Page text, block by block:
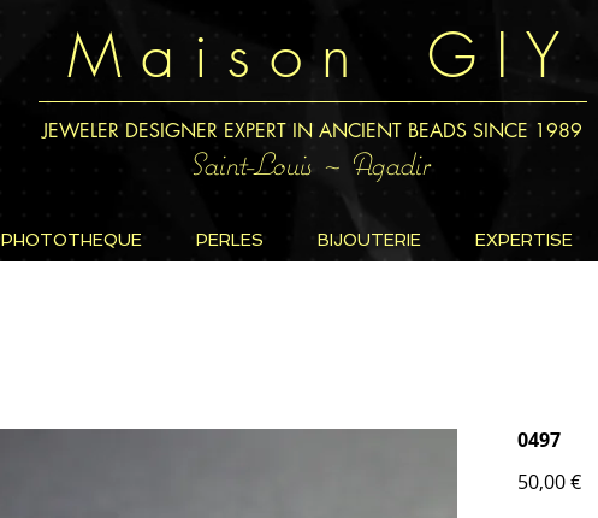
M a i s o n G I Y
JEWELER DESIGNER EXPERT IN ANCIENT BEADS SINCE 1989
Saint-Louis ~ Agadir
PHOTOTHEQUE PERLES BIJOUTERIE EXPERTISE
0497
50,00 €